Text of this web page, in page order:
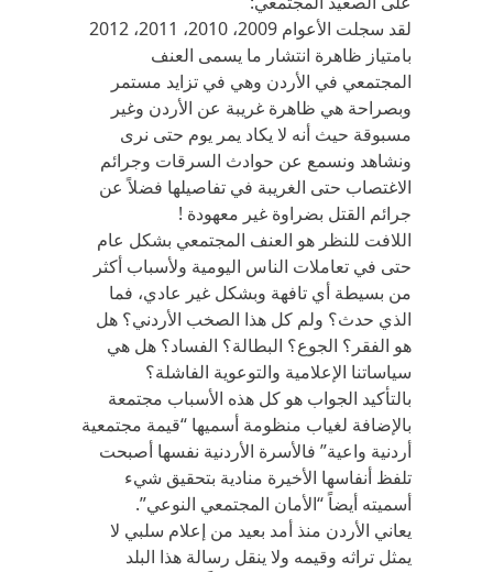
لقد سجلت الأعوام 2009، 2010، 2011، 2012
بامتياز ظاهرة انتشار ما يسمى العنف
المجتمعي في الأردن وهي في تزايد مستمر
وبصراحة هي ظاهرة غريبة عن الأردن وغير
مسبوقة حيث أنه لا يكاد يمر يوم حتى نرى
ونشاهد ونسمع عن حوادث السرقات وجرائم
الاغتصاب حتى الغريبة في تفاصيلها فضلاً عن
جرائم القتل بضراوة غير معهودة !
اللافت للنظر هو العنف المجتمعي بشكل عام
حتى في تعاملات الناس اليومية ولأسباب أكثر
من بسيطة أي تافهة وبشكل غير عادي، فما
الذي حدث؟ ولم كل هذا الصخب الأردني؟ هل
هو الفقر؟ الجوع؟ البطالة؟ الفساد؟ هل هي
سياساتنا الإعلامية والتوعوية الفاشلة؟
بالتأكيد الجواب هو كل هذه الأسباب مجتمعة
بالإضافة لغياب منظومة أسميها “قيمة مجتمعية
أردنية واعية” فالأسرة الأردنية نفسها أصبحت
تلفظ أنفاسها الأخيرة منادية بتحقيق شيء
أسميته أيضاً “الأمان المجتمعي النوعي”.
يعاني الأردن منذ أمد بعيد من إعلام سلبي لا
يمثل تراثه وقيمه ولا ينقل رسالة هذا البلد